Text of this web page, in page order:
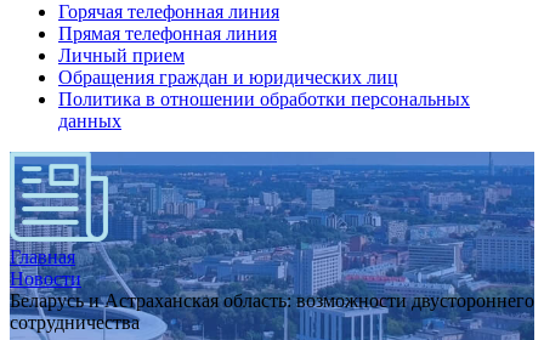
Горячая телефонная линия
Прямая телефонная линия
Личный прием
Обращения граждан и юридических лиц
Политика в отношении обработки персональных
данных
Главная
Новости
Беларусь и Астраханская область: возможности двустороннего
сотрудничества